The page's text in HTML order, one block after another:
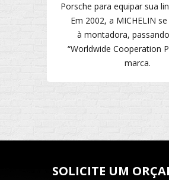
Porsche para equipar sua
Em 2002, a MICHELIN
à montadora,
“Worldwide Cooperation
marca.
SOLICITE UM